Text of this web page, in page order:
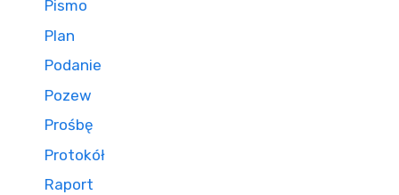
Pismo
Plan
Podanie
Pozew
Prośbę
Protokół
Raport